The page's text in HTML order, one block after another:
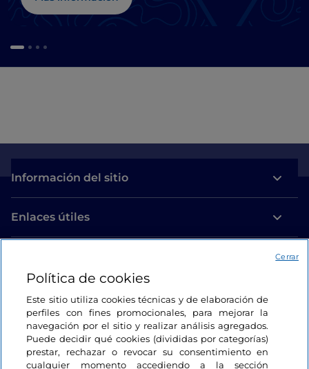
Información del sitio
Enlaces útiles
Estamos en contacto
Política de cookies
Este sitio utiliza cookies técnicas y de elaboración de
perfiles con fines promocionales, para mejorar la
navegación por el sitio y realizar análisis agregados.
Puede decidir qué cookies (divididas por categorías)
prestar, rechazar o revocar su consentimiento en
cualquier momento accediendo a la sección
Cerrar